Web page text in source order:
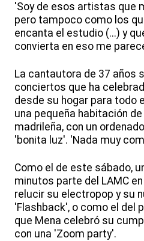
'Soy de esos artistas que
pero tampoco como los
encanta el estudio (...) y
convierta en eso me
La cantautora de 37 años
conciertos que ha
desde su hogar para todo
una pequeña habitación
madrileña, con un
'bonita luz'. 'Nada muy
Como el de este sábado,
minutos parte del LAMC
relucir su electropop y su
'Flashback', o como el del
que Mena celebró su
con una 'Zoom party'.